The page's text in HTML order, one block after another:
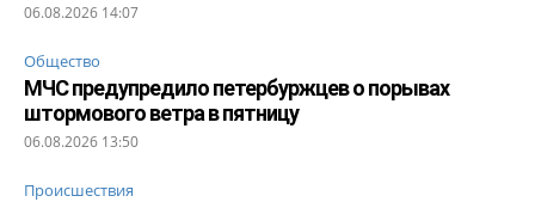
06.08.2026 14:07
Общество
МЧС предупредило петербуржцев о порывах
штормового ветра в пятницу
06.08.2026 13:50
Происшествия